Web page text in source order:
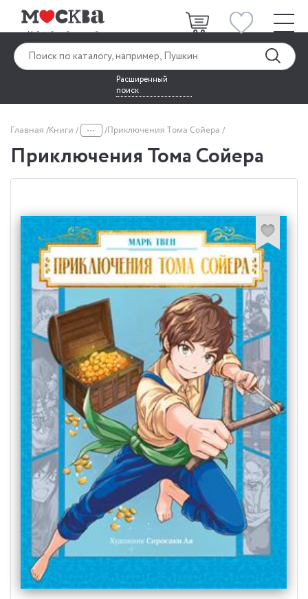
Расширенный
поиск
Главная Книги ... Приключения Тома Сойера
Приключения Тома Сойера